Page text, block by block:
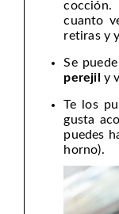
cuanto
retiras y
Se puede
perejil y
Te los
gusta
puedes
horno).